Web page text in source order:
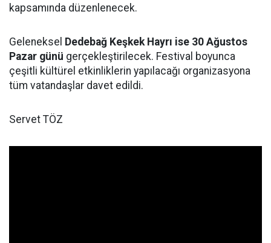
kapsamında düzenlenecek.
Geleneksel Dedebağ Keşkek Hayrı ise 30 Ağustos
Pazar günü gerçekleştirilecek. Festival boyunca
çeşitli kültürel etkinliklerin yapılacağı organizasyona
tüm vatandaşlar davet edildi.
Servet TÖZ